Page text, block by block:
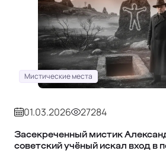
Мистические места
01.03.2026 27284
Засекреченный мистик
советский учёный искал вход в